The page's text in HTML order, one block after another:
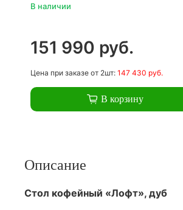
В наличии
151 990 руб.
Цена при заказе от 2шт: 147 430 руб.
В корзину
Описание
Стол кофейный «Лофт», дуб